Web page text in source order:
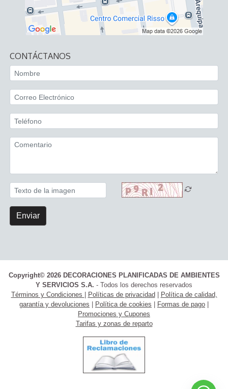
CONTÁCTANOS
Enviar
Copyright© 2026 DECORACIONES PLANIFICADAS DE AMBIENTES
Y SERVICIOS S.A. - Todos los derechos reservados
Términos y Condiciones
Políticas de privacidad
Política de calidad,
garantía y devoluciones
Política de cookies Formas de pago
Promociones y Cupones
Tarifas y zonas de reparto